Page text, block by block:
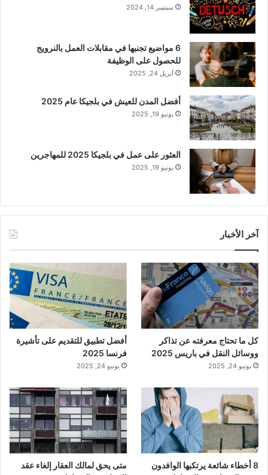
سبتمبر 14, 2024
6 مواضيع تجنبها في مقابلات العمل بالنرويج
للحصول على الوظيفة
أبريل 24, 2025
أفضل المدن للعيش في بلجيكا عام 2025
يونيو 19, 2025
العثور على عمل في بلجيكا 2025 للمهاجرين
يونيو 19, 2025
آخر الأخبار
كل ما تحتاج معرفته عن تذاكر
ووسائل النقل في باريس 2025
يونيو 24, 2025
أفضل تطبيق للتقديم على تأشيرة
فرنسا 2025
يونيو 24, 2025
8 أخطاء شائعة يرتكبها الوافدون
متى يحق لمالك العقار إلغاء عقد